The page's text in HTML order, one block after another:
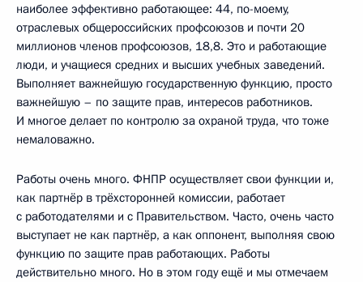
наиболее эффективно работающее: 44, по-моему,
отраслевых общероссийских профсоюзов и почти 20
миллионов членов профсоюзов, 18,8. Это и работающие
люди, и учащиеся средних и высших учебных заведений.
Выполняет важнейшую государственную функцию, просто
важнейшую – по защите прав, интересов работников.
И многое делает по контролю за охраной труда, что тоже
немаловажно.
Работы очень много. ФНПР осуществляет свои функции и,
как партнёр в трёхсторонней комиссии, работает
с работодателями и с Правительством. Часто, очень часто
выступает не как партнёр, а как оппонент, выполняя свою
функцию по защите прав работающих. Работы
действительно много. Но в этом году ещё и мы отмечаем